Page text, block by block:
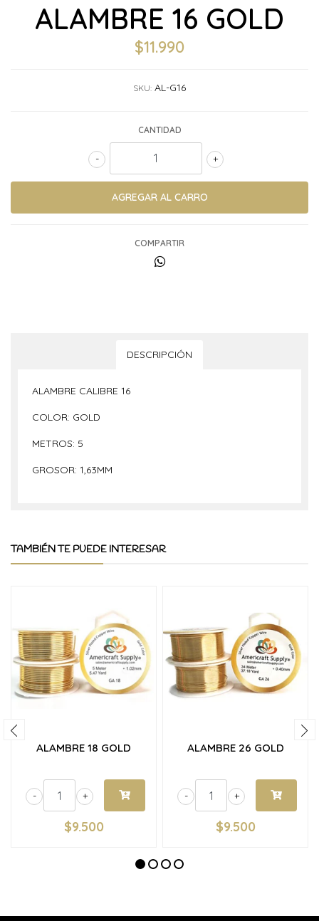
ALAMBRE 16 GOLD
$11.990
SKU: AL-G16
CANTIDAD
+
-
COMPARTIR
DESCRIPCIÓN
ALAMBRE CALIBRE 16
COLOR: GOLD
METROS: 5
GROSOR: 1,63MM
TAMBIÉN TE PUEDE INTERESAR
ALAMBRE 18 GOLD
+
-
$9.500
ALAMBRE 26 GOLD
+
-
$9.500